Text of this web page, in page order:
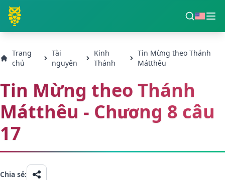
Trang
chủ
Tài
nguyên
Kinh
Thánh
Tin Mừng theo Thánh
Mátthêu
Tin Mừng theo Thánh
Mátthêu - Chương 8 câu
17
Chia sẻ: